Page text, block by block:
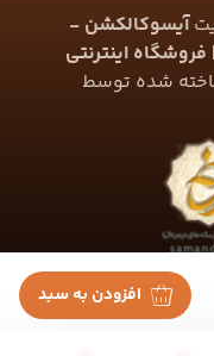
افزودن به سبد
آیسوکالکشن -
اینترنتی
شده توسط